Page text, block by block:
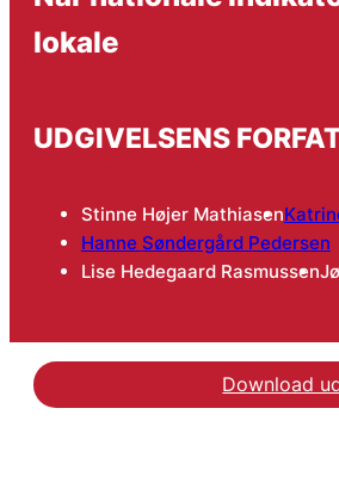
lokale
UDGIVELSENS
Stinne Højer Mathiasen
Hanne Søndergård Pedersen
Lise Hedegaard Rasmussen
Download